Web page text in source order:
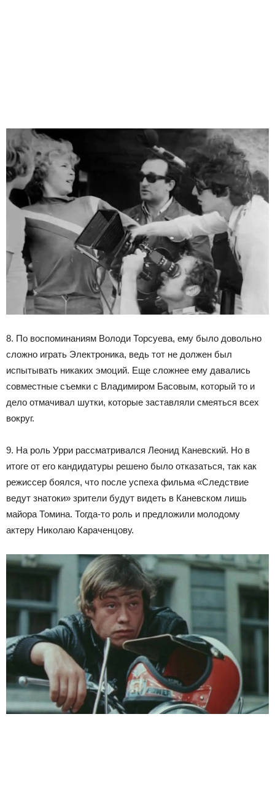
8. По воспоминаниям Володи Торсуева, ему было довольно
сложно играть Электроника, ведь тот не должен был
испытывать никаких эмоций. Еще сложнее ему давались
совместные съемки с Владимиром Басовым, который то и
дело отмачивал шутки, которые заставляли смеяться всех
вокруг.
9. На роль Урри рассматривался Леонид Каневский. Но в
итоге от его кандидатуры решено было отказаться, так как
режиссер боялся, что после успеха фильма «Следствие
ведут знатоки» зрители будут видеть в Каневском лишь
майора Томина. Тогда-то роль и предложили молодому
актеру Николаю Караченцову.